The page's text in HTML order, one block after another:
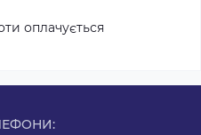
оплачується